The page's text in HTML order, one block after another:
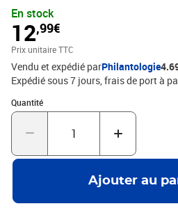
En stock
12,99€
Prix unitaire TTC
Vendu et expédié parPhilantologie
Expédié sous 7 jours, frais de port à
Quantité
Quantité : 1
Ajouter au